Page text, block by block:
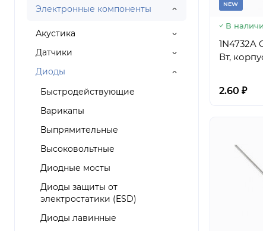
Электронные компоненты
Акустика
Датчики
Диоды
Быстродействующие
Варикапы
Выпрямительные
Высоковольтные
Диодные мосты
Диоды защиты от
электростатики (ESD)
Диоды лавинные
NEW
В
1N4732A
Вт,
2.60 ₽